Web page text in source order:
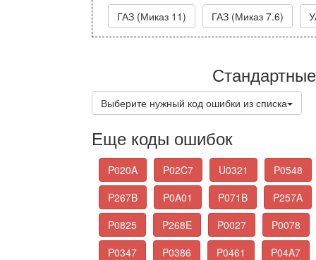
ГАЗ (Миказ 11) ГАЗ (Миказ 7.6)
Выберите нужный код ошибки из списка
Еще коды ошибок
P020A P02C7 U0321
P0548
P267B
P0A01 P071B
P257A
P0825
P268E P0027
P0078
P0347
P0386 P0461
P04A7